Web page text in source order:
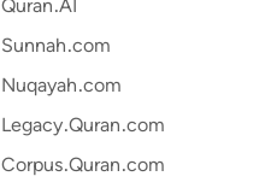
Quran.AI
Sunnah.com
Nuqayah.com
Legacy.Quran.com
Corpus.Quran.com